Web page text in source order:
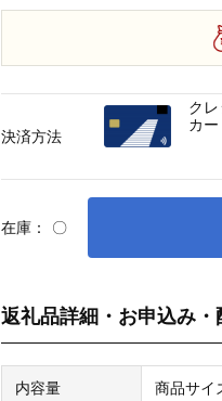
在庫： 〇
返礼品詳細・お申込み・
内容量
商品サイ
決済方法
ク
カー